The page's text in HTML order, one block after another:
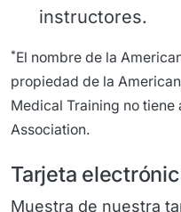
instructores.
*El nombre de la
propiedad de la
Medical Training no
Association.
Tarjeta
Muestra de nuestra